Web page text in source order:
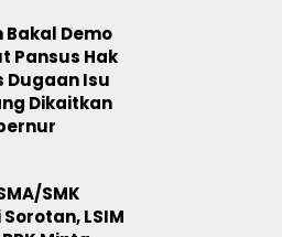
Bakal Demo
Pansus Hak
Dugaan Isu
Dikaitkan
SMK
LSIM